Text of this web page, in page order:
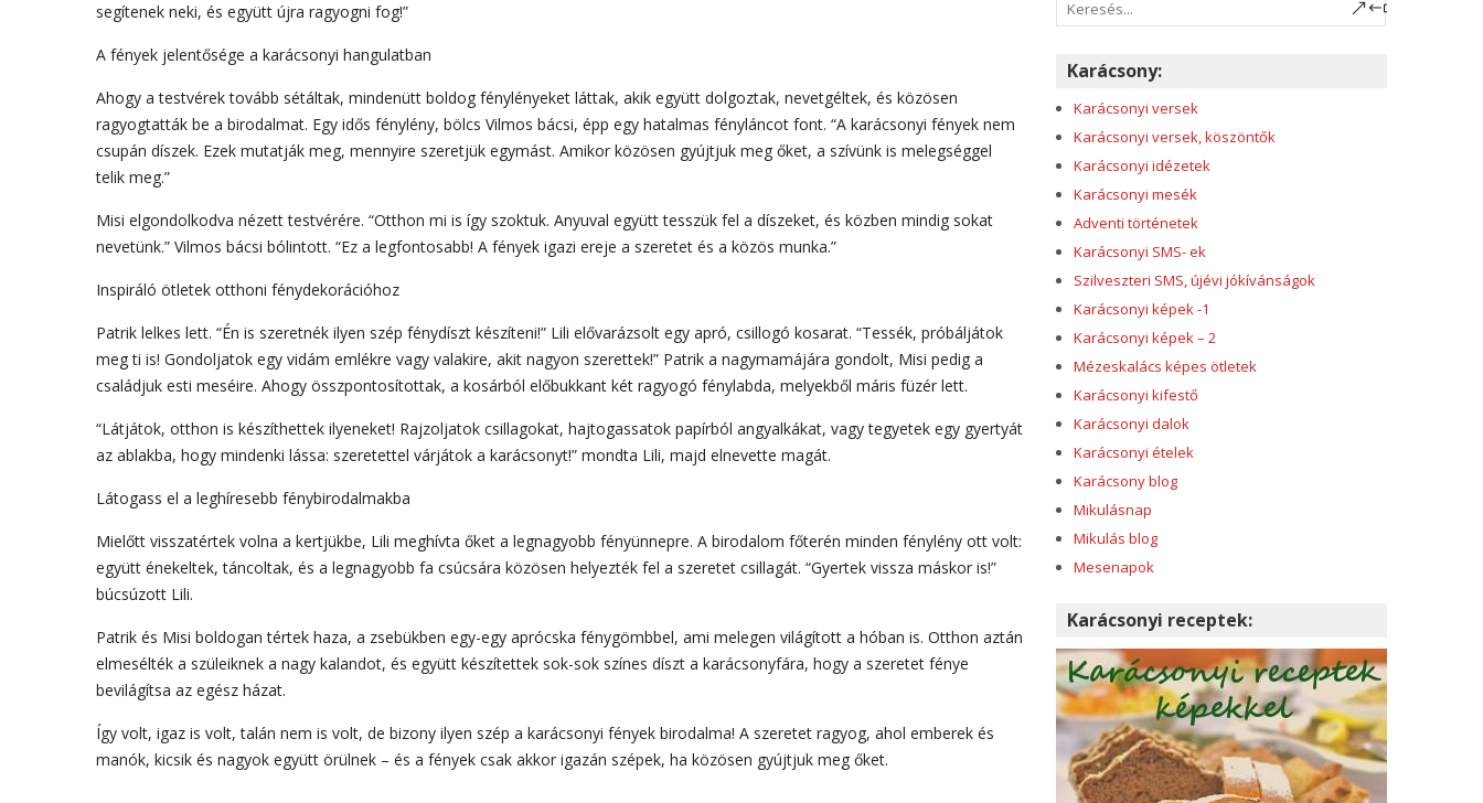
segítenek neki, és együtt újra ragyogni fog!”
A fények jelentősége a karácsonyi hangulatban
Ahogy a testvérek tovább sétáltak, mindenütt boldog fénylényeket láttak, akik együtt dolgoztak, nevetgéltek, és közösen
ragyogtatták be a birodalmat. Egy idős fénylény, bölcs Vilmos bácsi, épp egy hatalmas fényláncot font. “A karácsonyi fények nem
csupán díszek. Ezek mutatják meg, mennyire szeretjük egymást. Amikor közösen gyújtjuk meg őket, a szívünk is melegséggel
telik meg.”
Misi elgondolkodva nézett testvérére. “Otthon mi is így szoktuk. Anyuval együtt tesszük fel a díszeket, és közben mindig sokat
nevetünk.” Vilmos bácsi bólintott. “Ez a legfontosabb! A fények igazi ereje a szeretet és a közös munka.”
Inspiráló ötletek otthoni fénydekorációhoz
Patrik lelkes lett. “Én is szeretnék ilyen szép fénydíszt készíteni!” Lili elővarázsolt egy apró, csillogó kosarat. “Tessék, próbáljátok
meg ti is! Gondoljatok egy vidám emlékre vagy valakire, akit nagyon szerettek!” Patrik a nagymamájára gondolt, Misi pedig a
családjuk esti meséire. Ahogy összpontosítottak, a kosárból előbukkant két ragyogó fénylabda, melyekből máris füzér lett.
“Látjátok, otthon is készíthettek ilyeneket! Rajzoljatok csillagokat, hajtogassatok papírból angyalkákat, vagy tegyetek egy gyertyát
az ablakba, hogy mindenki lássa: szeretettel várjátok a karácsonyt!” mondta Lili, majd elnevette magát.
Látogass el a leghíresebb fénybirodalmakba
Mielőtt visszatértek volna a kertjükbe, Lili meghívta őket a legnagyobb fényünnepre. A birodalom főterén minden fénylény ott volt:
együtt énekeltek, táncoltak, és a legnagyobb fa csúcsára közösen helyezték fel a szeretet csillagát. “Gyertek vissza máskor is!”
búcsúzott Lili.
Patrik és Misi boldogan tértek haza, a zsebükben egy-egy aprócska fénygömbbel, ami melegen világított a hóban is. Otthon aztán
elmesélték a szüleiknek a nagy kalandot, és együtt készítettek sok-sok színes díszt a karácsonyfára, hogy a szeretet fénye
bevilágítsa az egész házat.
Így volt, igaz is volt, talán nem is volt, de bizony ilyen szép a karácsonyi fények birodalma! A szeretet ragyog, ahol emberek és
manók, kicsik és nagyok együtt örülnek – és a fények csak akkor igazán szépek, ha közösen gyújtjuk meg őket.
Karácsony:
Karácsonyi versek
Karácsonyi versek, köszöntők
Karácsonyi idézetek
Karácsonyi mesék
Adventi történetek
Karácsonyi SMS- ek
Szilveszteri SMS, újévi jókívánságok
Karácsonyi képek -1
Karácsonyi képek – 2
Mézeskalács képes ötletek
Karácsonyi kifestő
Karácsonyi dalok
Karácsonyi ételek
Karácsony blog
Mikulásnap
Mikulás blog
Mesenapok
Karácsonyi receptek: